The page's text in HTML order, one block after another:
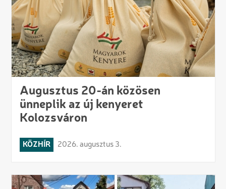
Augusztus 20-án közösen
ünneplik az új kenyeret
Kolozsváron
KÖZHÍR 2026. augusztus 3.